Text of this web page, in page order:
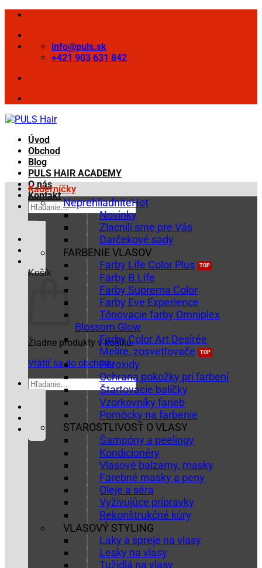
Skip
content
info@puls.sk
+421 903 631 842
Úvod
Obchod
Blog
PULS HAIR ACADEMY
O nás
Kontakt
Hľadať:
Košík
Žiadne produkty v košíku.
Vrátiť sa do obchodu
Hľadať:
Kaderníčky
Neprehliadnite
Novinky
Zlacnili sme pre Vás
Darčekové sady
FARBENIE VLASOV
Farby Life Color Plus
Farby B.Life
Farby Suprema Color
Farby Eve Experience
Tónovacie farby Omniplex
Blossom Glow
Farby Color Art Desírée
Melíre, zosvetľovače
Peroxidy
Ochrana pokožky pri farbení
Štartovacie balíčky
Vzorkovníky farieb
Pomôcky na farbenie
STAROSTLIVOSŤ O VLASY
Šampóny a peelingy
Kondicionéry
Vlasové balzamy, masky
Farebné masky a peny
Oleje a séra
Vyživujúce prípravky
Rekonštrukčné kúry
VLASOVÝ STYLING
Laky a spreje na vlasy
Lesky na vlasy
Tužidlá na vlasy